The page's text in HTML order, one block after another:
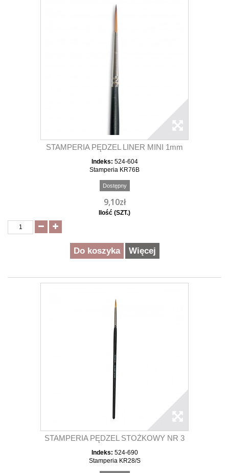
STAMPERIA PĘDZEL LINER MINI 1mm
Indeks: 524-604
Stamperia KR76B
Dostępny
9,10zł
Ilość (SZT.)
Do koszyka Więcej
STAMPERIA PĘDZEL STOŻKOWY NR 3
Indeks: 524-690
Stamperia KR28/S